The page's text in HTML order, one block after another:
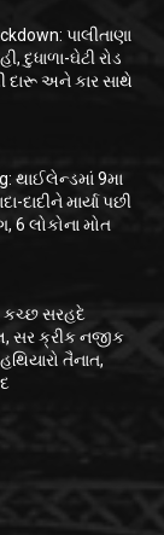
પાલીતાણા
દુધાળા-ઘેટી રોડ
દારૂ અને કાર સાથે
થાઈલેન્ડમાં 9મા
દાદીને માર્યા પછી
6 લોકોના મોત
કચ્છ સરહદે
સર ક્રીક નજીક
તૈનાત,